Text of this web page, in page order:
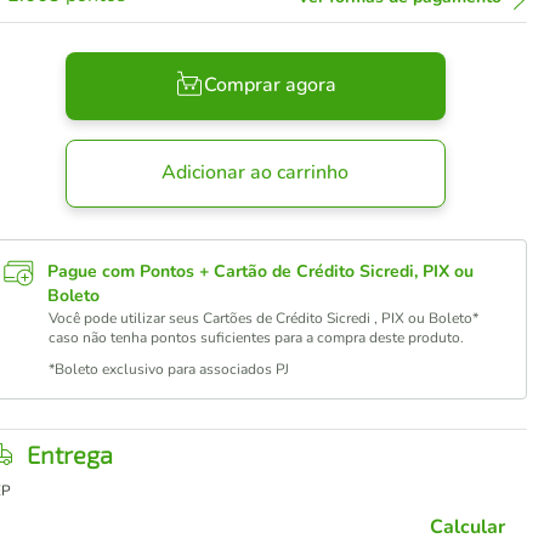
Comprar agora
Adicionar ao carrinho
Pague com Pontos + Cartão de Crédito Sicredi, PIX ou
Boleto
Você pode utilizar seus Cartões de Crédito Sicredi , PIX ou Boleto*
caso não tenha pontos suficientes para a compra deste produto.
*Boleto exclusivo para associados PJ
Entrega
Calcular